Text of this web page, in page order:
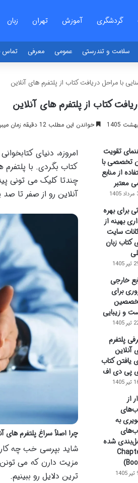
گردشگری آموزش تهران زبان
سلامت و تندرستی عمومی معرفی تماس
با مراحل دریافت کتاب از پلتفرم های آنلاین
کتاب از پلتفرم های آنلاین
خواندن این مطلب 12 دقیقه زمان میبرد
امروزه، دنیای
کتاب بگردی. با
چندتا کلیک می تونی
آنلاین رو از صفر تا
چرا اصلاً سراغ پلتفرم های
شاید بپرسی خب چه
مزیت دارن که می
ترین دلایل رو ببینیم.
تقویت
تخصصی با
از منابع
معتبر
برای بهره
بهینه از
سایت
کتاب زبان
1405
خارجی
برای
و زیبایی
1405
پلتفرم
آنلاین
یافتن کتاب
پی دی اف
1405
از
به
شده